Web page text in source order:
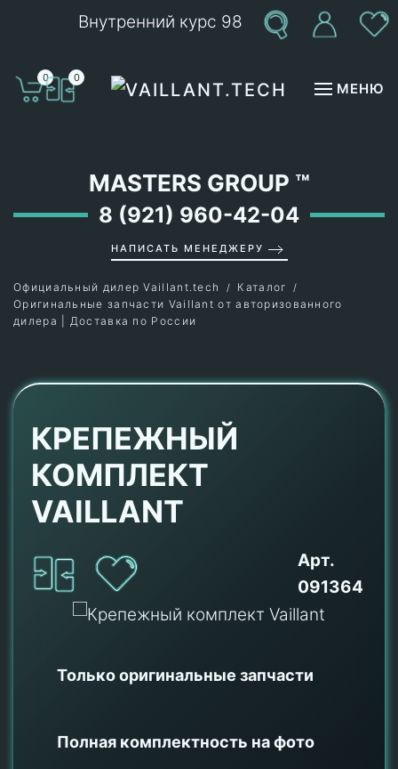
Внутренний курс 98
0 0
МЕНЮ
MASTERS GROUP ™
8 (921) 960-42-04
НАПИСАТЬ МЕНЕДЖЕРУ
Официальный дилер Vaillant.tech
Каталог
Оригинальные запчасти Vaillant от авторизованного
дилера | Доставка по России
КРЕПЕЖНЫЙ
КОМПЛЕКТ
VAILLANT
Арт.
091364
Только оригинальные запчасти
Полная комплектность на фото